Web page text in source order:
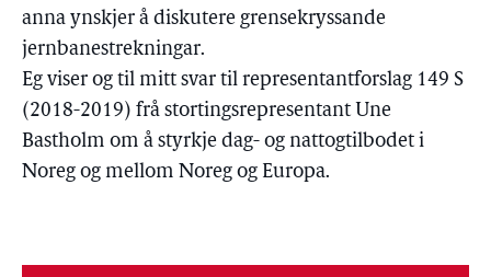
anna ynskjer å diskutere grensekryssande
jernbanestrekningar.
Eg viser og til mitt svar til representantforslag 149 S
(2018-2019) frå stortingsrepresentant Une
Bastholm om å styrkje dag- og nattogtilbodet i
Noreg og mellom Noreg og Europa.